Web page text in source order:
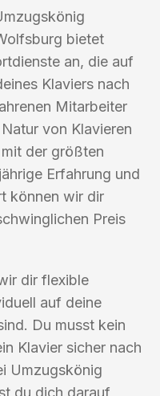
bietet
an, die auf
Klaviers nach
Mitarbeiter
von Klavieren
der größten
Erfahrung und
können wir dir
Preis
dir flexible
auf deine
Du musst kein
Klavier sicher nach
Umzugskönig
du dich darauf